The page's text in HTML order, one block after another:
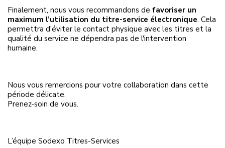
Finalement, nous vous recommandons de favoriser un
maximum l’utilisation du titre-service électronique. Cela
permettra d'éviter le contact physique avec les titres et la
qualité du service ne dépendra pas de l'intervention
humaine.
Nous vous remercions pour votre collaboration dans cette
période délicate.
Prenez-soin de vous.
L’équipe Sodexo Titres-Services